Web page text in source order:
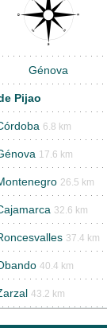
Génova
Pijao
6.8 km
17.6 km
26.5 km
32.6 km
37.4 km
40.4 km
43.2 km